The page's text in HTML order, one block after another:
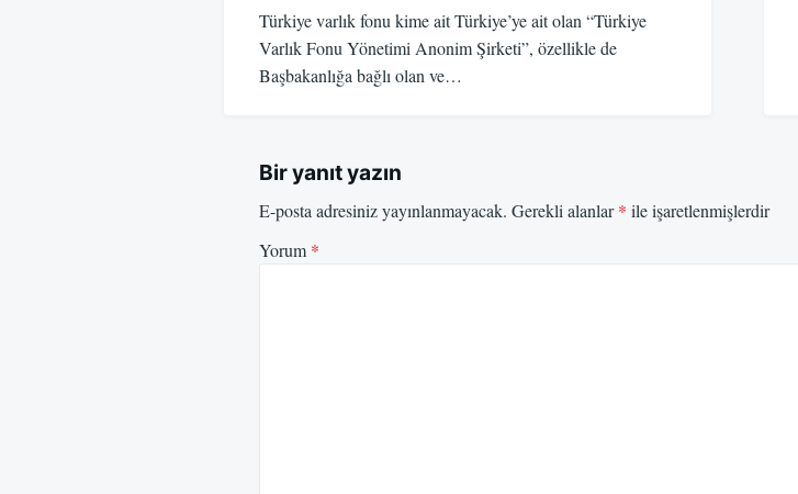
Türkiye varlık fonu kime ait Türkiye’ye ait olan “Türkiye
Varlık Fonu Yönetimi Anonim Şirketi”, özellikle de
Başbakanlığa bağlı olan ve…
Bir yanıt yazın
E-posta adresiniz yayınlanmayacak. Gerekli alanlar* ile işaretlenmişlerdir
Yorum *